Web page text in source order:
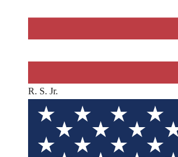
R. S. Jr.